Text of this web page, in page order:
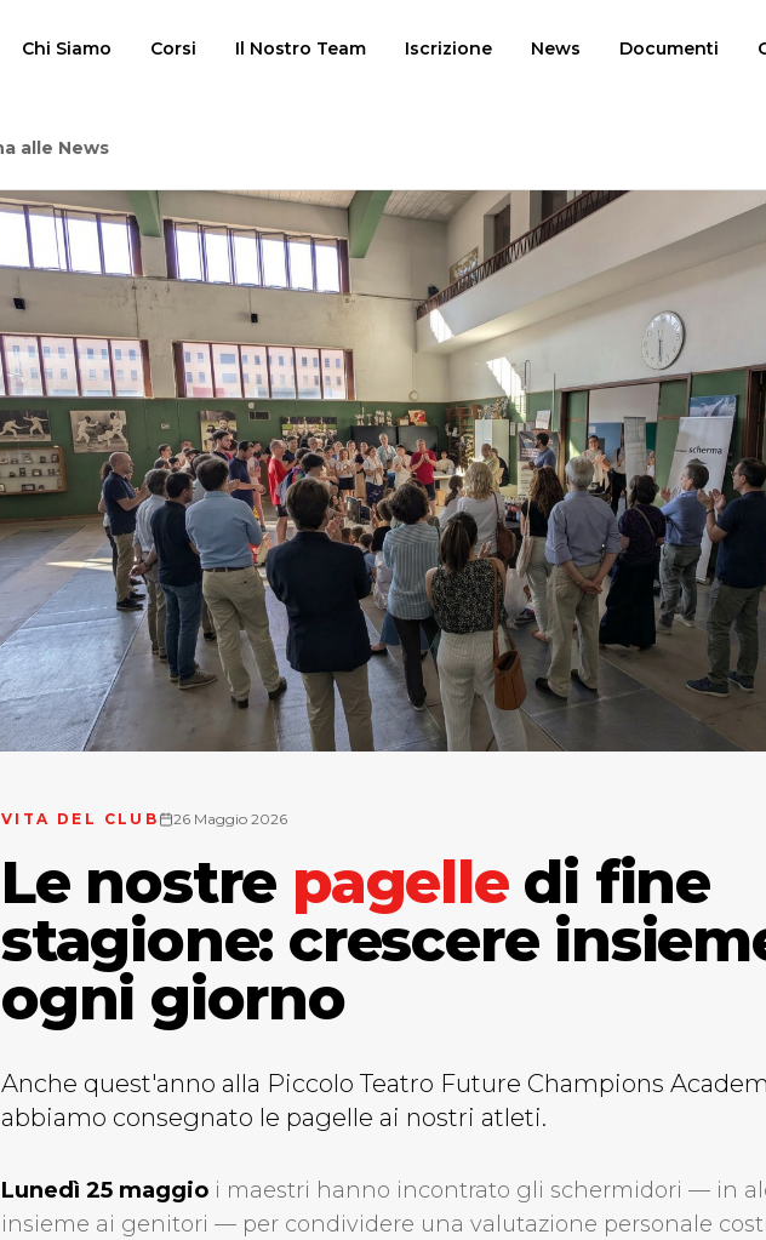
Chi Siamo Corsi Il Nostro Team Iscrizione News Documenti
alle News
VITA DEL CLUB 26 Maggio 2026
Le nostre pagelledi fine
stagione: crescere
ogni giorno
Anche quest'anno alla Piccolo Teatro Future Champions
abbiamo consegnato le pagelle ai nostri atleti.
Lunedì 25 maggio i maestri hanno incontrato gli schermidori — in
insieme ai genitori — per condividere una valutazione personale